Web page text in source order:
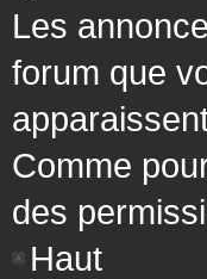
Les
forum que
Comme
des
Haut